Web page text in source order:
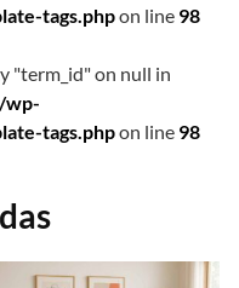
tags.phpon line 98
"term_id" on null in
wp-
tags.phpon line 98